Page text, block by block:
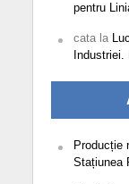
pentru
catala
Producție
Stațiunea